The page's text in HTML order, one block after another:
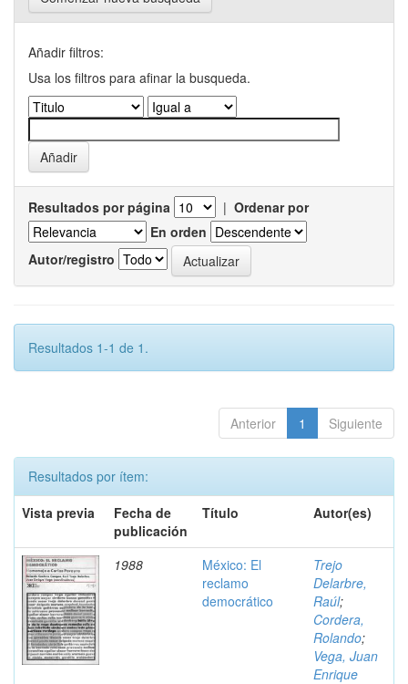
Añadir filtros:
Usa los filtros para afinar la busqueda.
Resultados por página | Ordenar por
En orden
Autor/registro
Resultados 1-1 de 1.
Anterior 1 Siguiente
Resultados por ítem:
Vista previa
Fecha de
publicación
Título Autor(es)
1988
México: El
reclamo
democrático
Trejo
Delarbre,
Raúl;
Cordera,
Rolando;
Vega, Juan
Enrique